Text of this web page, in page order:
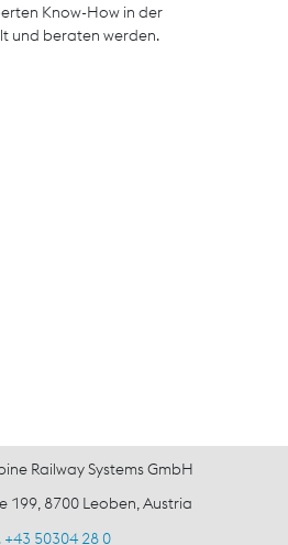
Know-How in der
und beraten werden.
Railway Systems GmbH
199, 8700 Leoben, Austria
+43 50304 28 0